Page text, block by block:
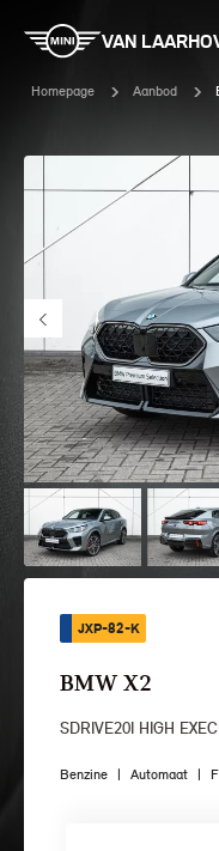
VAN
Homepage Aanbod
JXP-82-K
BMW X2
SDRIVE20I HIGH
Benzine | Automaat |